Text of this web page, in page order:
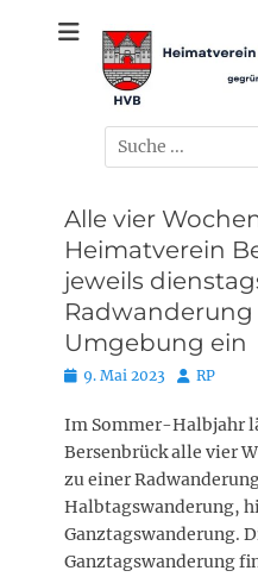
gegründet 1953
Suchen
nach:
Alle vier
Heimatverein
jeweils
Umgebung ein
Posted
9. Mai 2023 Autor
RP
Im Sommer-Halbjahr
Bersenbrück alle vier
zu einer
Halbtagswanderung,
Ganztagswanderung.
Ganztagswanderung